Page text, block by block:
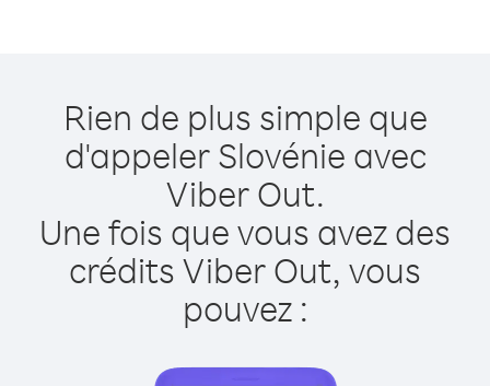
Rien de plus simple que
d'appeler Slovénie avec
Viber Out.
Une fois que vous avez des
crédits Viber Out, vous
pouvez :